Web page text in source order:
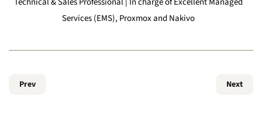
Services (EMS), Proxmox and Nakivo
Prev Next